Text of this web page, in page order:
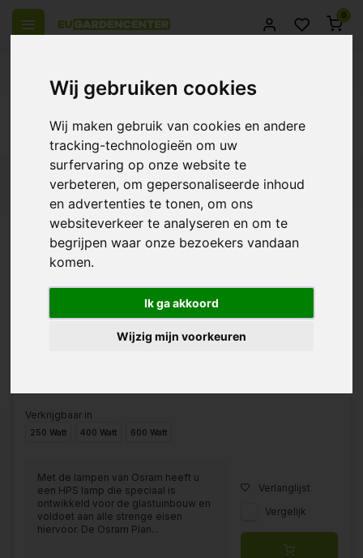
Wij gebruiken cookies
Wij maken gebruik van cookies en andere
tracking-technologieën om uw
surfervaring op onze website te
verbeteren, om gepersonaliseerde inhoud
en advertenties te tonen, om ons
websiteverkeer te analyseren en om te
begrijpen waar onze bezoekers vandaan
komen.
Ik ga akkoord
Wijzig mijn voorkeuren
0
Producten getagd met licht
€19,30
Verkrijgbaar in
250 Watt 400 Watt 600 Watt
Met de lampen van Osram heeft u
een HPS lamp die speciaal is
ontwikkeld voor de glastuinbouw en
voldoet aan alle strenge eisen
hiervoor. De Osram Plan...
Verlanglijst
Vergelijk